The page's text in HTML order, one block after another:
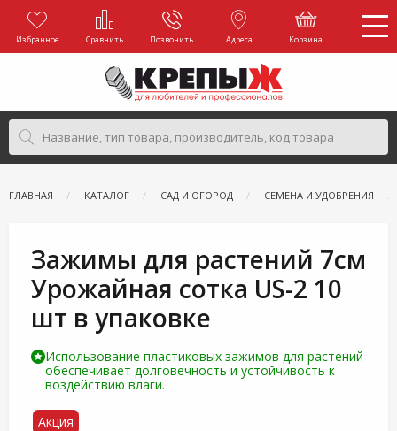
Избранное Сравнить Позвонить Адреса Корзина
ГЛАВНАЯ КАТАЛОГ САД И ОГОРОД СЕМЕНА И УДОБРЕНИЯ
Зажимы для растений 7см
Урожайная сотка US-2 10
шт в упаковке
Использование пластиковых зажимов для растений
обеспечивает долговечность и устойчивость к
воздействию влаги.
Акция